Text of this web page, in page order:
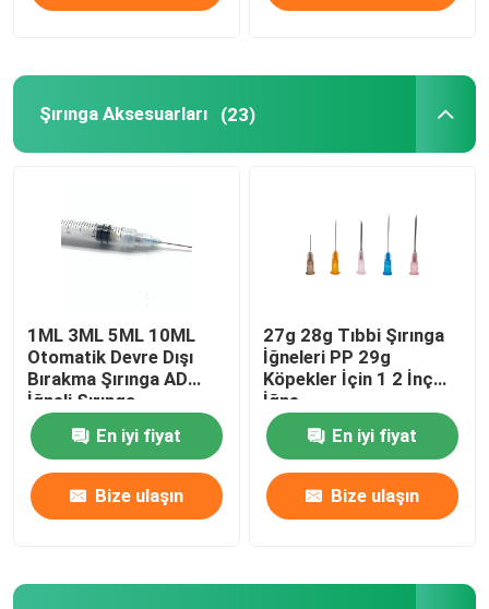
Şırınga Aksesuarları (23)
1ML 3ML 5ML 10ML
Otomatik Devre Dışı
Bırakma Şırınga AD
İğneli Şırınga
En iyi fiyat
Bize ulaşın
27g 28g Tıbbi Şırınga
İğneleri PP 29g
Köpekler İçin 1 2 İnç
İğne
En iyi fiyat
Bize ulaşın